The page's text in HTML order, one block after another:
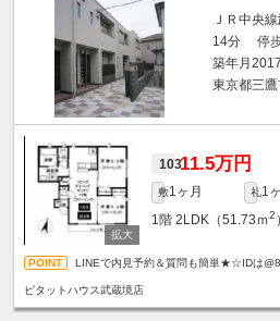
ＪＲ中央線
14分 停
築年月
東京都三鷹
10311.5万円
敷1ヶ月 礼1
1階 2LDK（51.73ｍ2 ）
LINEで内見予約＆質問も簡単★☆IDは
ピタットハウス武蔵境店